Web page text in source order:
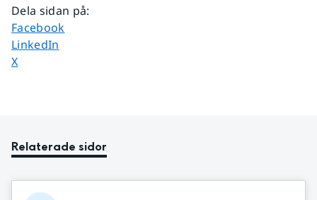
Dela sidan på:
Dela sidan på
Facebook
Dela sidan på
LinkedIn
Dela sidan på
X
Relaterade sidor